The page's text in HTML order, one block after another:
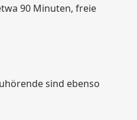
90 Minuten, freie
sind ebenso